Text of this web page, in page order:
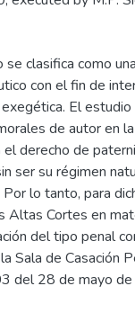
clasifica como
con el fin de
El estudio
de autor en
el derecho de
ser su régimen
lo tanto, para
Altas Cortes en
del tipo penal
de Casación
del 28 de mayo